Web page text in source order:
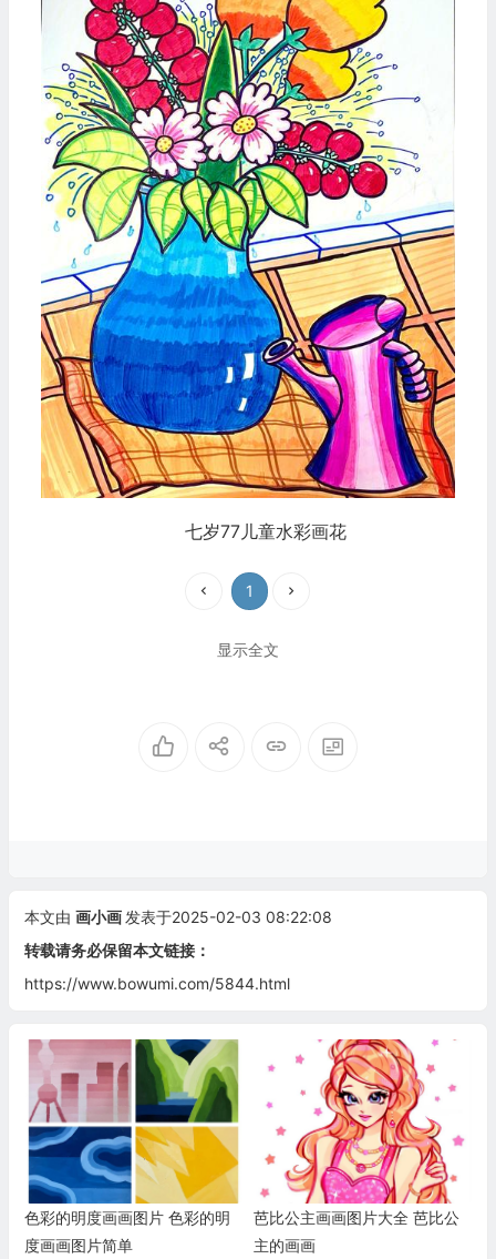
七岁77儿童水彩画花
1
显示全文
本文由 画小画 发表于2025-02-03 08:22:08
转载请务必保留本文链接：
https://www.bowumi.com/5844.html
色彩的明度画画图片 色彩的明
度画画图片简单
芭比公主画画图片大全 芭比公
主的画画